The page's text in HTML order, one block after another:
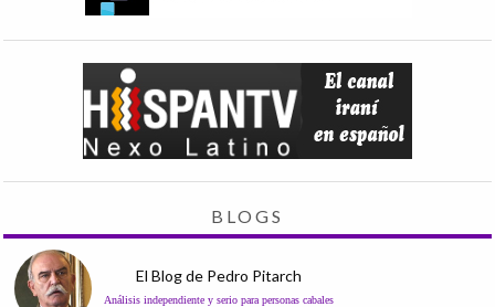
BLOGS
El Blog de Pedro Pitarch
Análisis independiente y serio para personas cabales